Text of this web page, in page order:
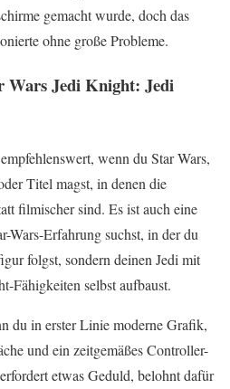
gemacht wurde, doch das
ohne große Probleme.
Wars Jedi Knight: Jedi
wenn du Star Wars,
Titel magst, in denen die
filmischer sind. Es ist auch eine
Wars-Erfahrung suchst, in der du
folgst, sondern deinen Jedi mit
Fähigkeiten selbst aufbaust.
du in erster Linie moderne Grafik,
und ein zeitgemäßes Controller-
etwas Geduld, belohnt dafür